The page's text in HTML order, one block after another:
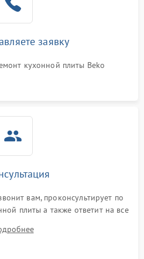
заявку
кухонной плиты Beko
вам, проконсультирует по
плиты а также ответит на все